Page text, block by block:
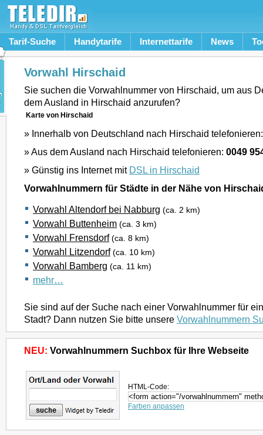
Tarif-Suche Handytarife Internettarife News
Vorwahl Hirschaid
Sie suchen die Vorwahlnummer von Hirschaid, um aus
dem Ausland in Hirschaid anzurufen?
Karte von Hirschaid
» Innerhalb von Deutschland nach Hirschaid
» Aus dem Ausland nach Hirschaid telefonieren: 0049
» Günstig ins Internet mit DSL in Hirschaid
Vorwahlnummern für Städte in der Nähe von
Vorwahl Altendorf bei Nabburg (ca. 2 km)
Vorwahl Buttenheim (ca. 3 km)
Vorwahl Frensdorf (ca. 8 km)
Vorwahl Litzendorf (ca. 10 km)
Vorwahl Bamberg (ca. 11 km)
mehr…
Sie sind auf der Suche nach einer Vorwahlnummer für
Stadt? Dann nutzen Sie bitte unsere Vorwahlnummern
NEU: Vorwahlnummern Suchbox für Ihre Webseite
HTML-Code:
Farben anpassen